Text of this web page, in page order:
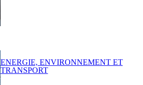
ENERGIE, ENVIRONNEMENT ET
TRANSPORT